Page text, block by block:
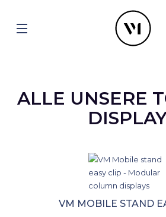
ALLE UNSERE
VM MOBILE STAND